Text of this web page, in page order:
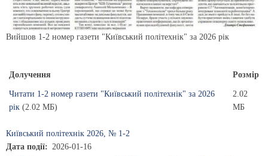
Вийшов 1-2 номер газети "Київський політехнік" за 2026 рік
Долучення Розмір
Читати 1-2 номер газети "Київський політехнік" за 2026
рік (2.02 МБ)
2.02
МБ
Київський полiтехнiк 2026, № 1-2
Дата події
2026-01-16